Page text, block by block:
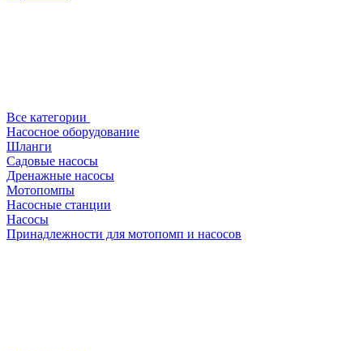
Все категории
Насосное оборудование
Шланги
Садовые насосы
Дренажные насосы
Мотопомпы
Насосные станции
Насосы
Принадлежности для мотопомп и насосов